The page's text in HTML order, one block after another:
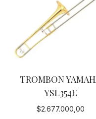
TROMBON
YSL354E
$2.677.000,00